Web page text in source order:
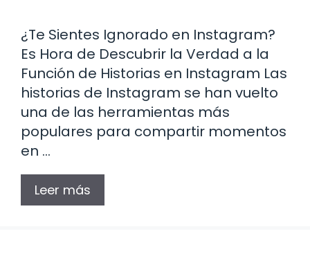
¿Te Sientes Ignorado en Instagram?
Es Hora de Descubrir la Verdad a la
Función de Historias en Instagram Las
historias de Instagram se han vuelto
una de las herramientas más
populares para compartir momentos
en …
Leer más